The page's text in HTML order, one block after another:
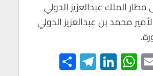
الملك عبدالعزيز الدولي
محمد بن عبدالعزيز الدولي
E
W
Li
Te